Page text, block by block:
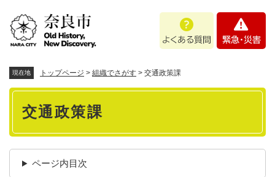
あ
問
・
現在地 トップページ > 組織でさがす > 交通政策課
本
交通政策課
ページ内目次